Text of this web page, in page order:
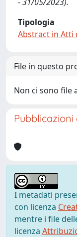
Tipologia
Abstract in Atti
File in questo
Non ci sono file
I metadati
con licenza
mentre i file
licenza